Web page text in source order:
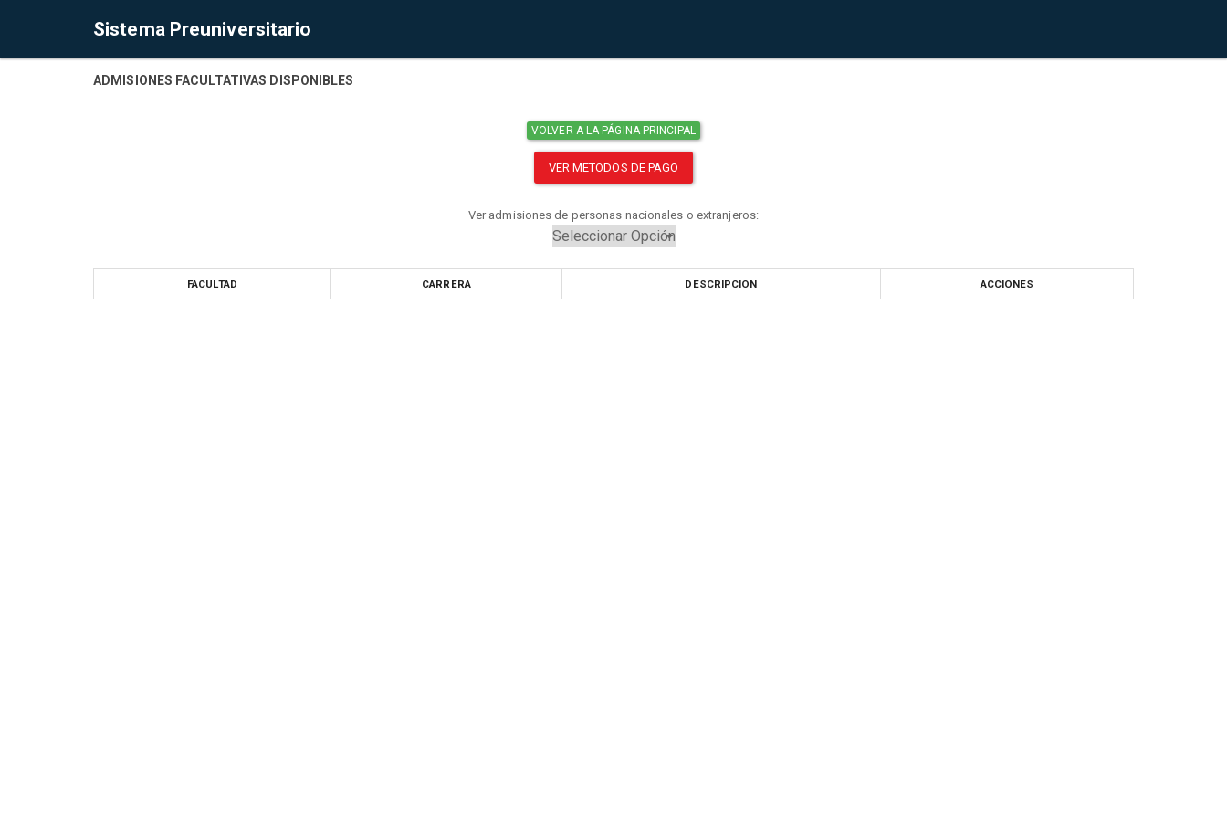
Sistema Preuniversitario
ADMISIONES FACULTATIVAS DISPONIBLES
VOLVER A LA PÁGINA PRINCIPAL
VER METODOS DE PAGO
Ver admisiones de personas nacionales o extranjeros:
FACULTAD CARRERA DESCRIPCION ACCIONES